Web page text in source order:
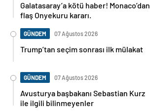
Galatasaray’a kötü haber! Monaco’dan
flaş Onyekuru kararı.
GÜNDEM 07 Ağustos 2026
Trump’tan seçim sonrası ilk mülakat
GÜNDEM 07 Ağustos 2026
Avusturya başbakanı Sebastian Kurz
ile ilgili bilinmeyenler